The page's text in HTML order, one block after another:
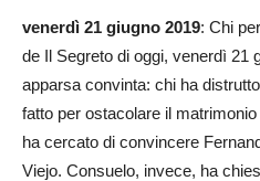
venerdì 21 giugno 2019: Chi
de Il Segreto di oggi, venerdì 21
apparsa convinta: chi ha
fatto per ostacolare il
ha cercato di convincere
Viejo. Consuelo, invece, ha